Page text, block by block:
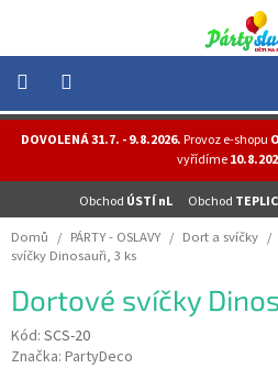
obsah
DOVOLENÁ 31.7. - 9.8.2026.Provoz e-shopu
vyřídíme
Obchod ÚSTÍ nL Obchod
NOVINKY
HELIUM
-
OSLAVY
MASKY
Domů / PÁRTY - OSLAVY / Dort a svíčky /
svíčky Dinosauři, 3 ks
Dortové svíčky
Kód: SCS-20
Značka: PartyDeco